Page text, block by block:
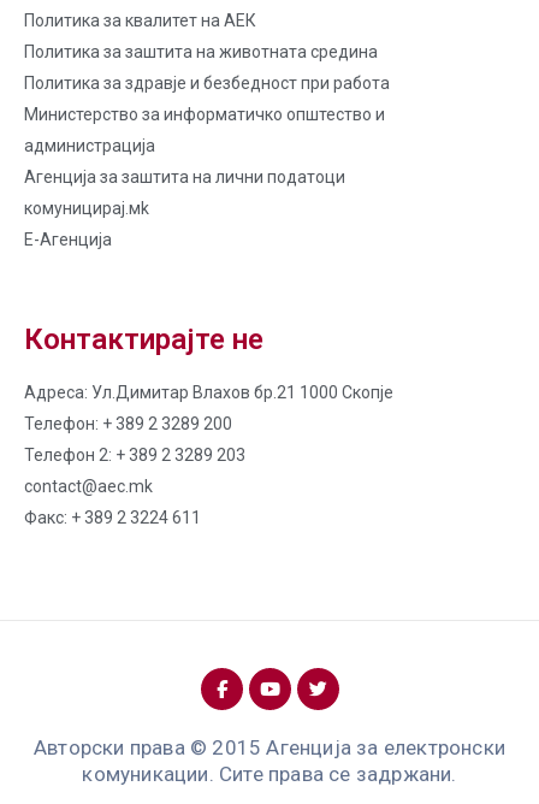
Политика за квалитет на AЕК
Политика за заштита на животната средина
Политика за здравје и безбедност при работа
Министерство за информатичко општество и
администрација
Агенција за заштита на лични податоци
комуницирај.мk
Е-Агенција
Контактирајте не
Адреса: Ул.Димитар Влахов бр.21 1000 Скопје
Телефон: + 389 2 3289 200
Телефон 2: + 389 2 3289 203
contact@aec.mk
Факс: + 389 2 3224 611
Авторски права © 2015 Агенција за електронски
комуникации. Сите права се задржани.